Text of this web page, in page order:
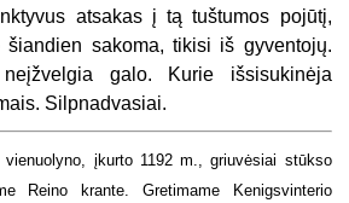
atsakas į tą tuštumos pojūtį,
šiandien sakoma, tikisi iš gyventojų.
galo. Kurie išsisukinėja
Silpnadvasiai.
vienuolyno, įkurto 1192 m., griuvėsiai stūkso
Reino krante. Gretimame Kenigsvinterio